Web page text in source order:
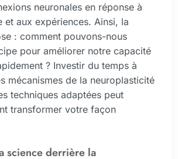
neuronales en réponse à
et aux expériences. Ainsi, la
: comment pouvons-nous
pour améliorer notre capacité
? Investir du temps à
mécanismes de la neuroplasticité
techniques adaptées peut
transformer votre façon
science derrière la